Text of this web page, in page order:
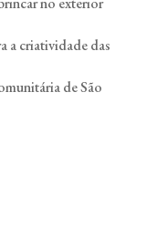
a criatividade das
de São